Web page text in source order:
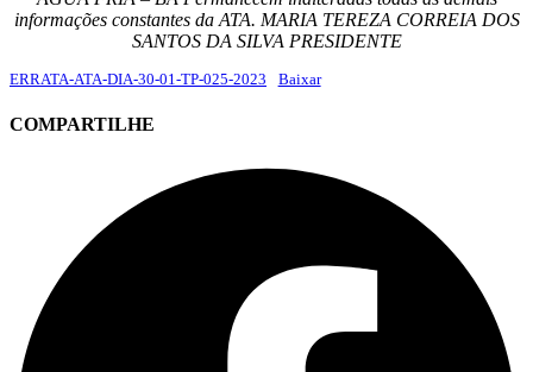
informações constantes da ATA. MARIA TEREZA CORREIA DOS
SANTOS DA SILVA PRESIDENTE
ERRATA-ATA-DIA-30-01-TP-025-2023 Baixar
COMPARTILHE